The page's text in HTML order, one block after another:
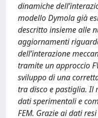
dinamiche
modello Dymola già
descritto insieme alle
aggiornamenti
dell’interazione
tramite un approccio
sviluppo di una
tra disco e pastiglia. Il
dati sperimentali e
FEM. Grazie ai dati